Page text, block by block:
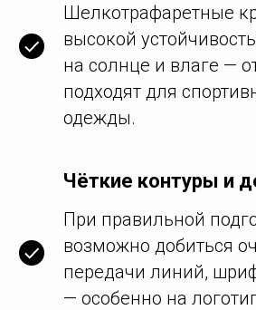
Шелкотрафаретные
высокой
на солнце и влаге —
подходят для
одежды.
Чёткие контуры и
При правильной
возможно добиться
передачи линий,
— особенно на